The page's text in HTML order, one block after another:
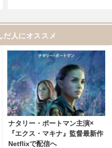
だ人にオススメ
ナタリー・ポートマン主演×
『エクス・マキナ』監督最新作
Netflixで配信へ